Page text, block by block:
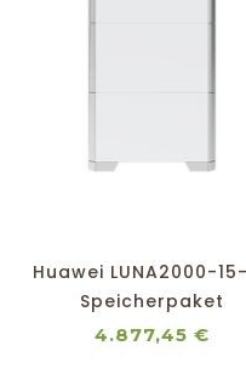
Huawei LUNA2000-
Speicherpaket
4.877,45 €